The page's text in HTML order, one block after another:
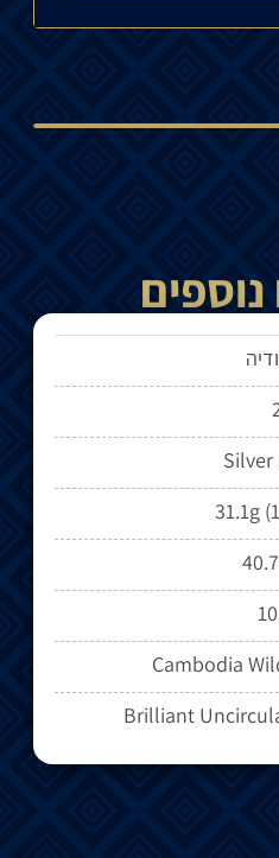
Silver
31.1g
Cambodia
Brilliant